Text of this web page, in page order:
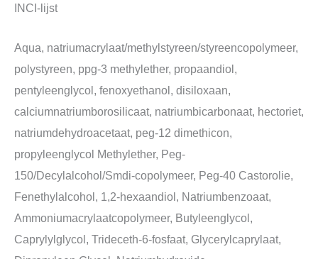
INCI-lijst
Aqua, natriumacrylaat/methylstyreen/styreencopolymeer,
polystyreen, ppg-3 methylether, propaandiol,
pentyleenglycol, fenoxyethanol, disiloxaan,
calciumnatriumborosilicaat, natriumbicarbonaat, hectoriet,
natriumdehydroacetaat, peg-12 dimethicon,
propyleenglycol Methylether, Peg-
150/Decylalcohol/Smdi-copolymeer, Peg-40 Castorolie,
Fenethylalcohol, 1,2-hexaandiol, Natriumbenzoaat,
Ammoniumacrylaatcopolymeer, Butyleenglycol,
Caprylylglycol, Trideceth-6-fosfaat, Glycerylcaprylaat,